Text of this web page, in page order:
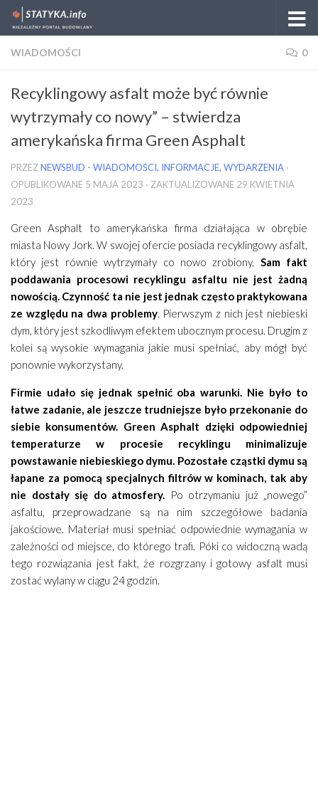
Skip to content
WIADOMOŚCI 0
Recyklingowy asfalt może być równie
wytrzymały co nowy” – stwierdza
amerykańska firma Green Asphalt
PRZEZNEWSBUD - WIADOMOŚCI, INFORMACJE, WYDARZENIA ·
OPUBLIKOWANE 5 MAJA 2023 · ZAKTUALIZOWANE 29 KWIETNIA
2023
Green Asphalt to amerykańska firma działająca w obrębie
miasta Nowy Jork. W swojej ofercie posiada recyklingowy asfalt,
który jest równie wytrzymały co nowo zrobiony. Sam fakt
poddawania procesowi recyklingu asfaltu nie jest żadną
nowością. Czynność ta nie jest jednak często praktykowana
ze względu na dwa problemy. Pierwszym z nich jest niebieski
dym, który jest szkodliwym efektem ubocznym procesu. Drugim z
kolei są wysokie wymagania jakie musi spełniać, aby mógł być
ponownie wykorzystany.
Firmie udało się jednak spełnić oba warunki. Nie było to
łatwe zadanie, ale jeszcze trudniejsze było przekonanie do
siebie konsumentów. Green Asphalt dzięki odpowiedniej
temperaturze w procesie recyklingu minimalizuje
powstawanie niebieskiego dymu. Pozostałe cząstki dymu są
łapane za pomocą specjalnych filtrów w kominach, tak aby
nie dostały się do atmosfery. Po otrzymaniu już „nowego”
asfaltu, przeprowadzane są na nim szczegółowe badania
jakościowe. Materiał musi spełniać odpowiednie wymagania w
zależności od miejsce, do którego trafi. Póki co widoczną wadą
tego rozwiązania jest fakt, że rozgrzany i gotowy asfalt musi
zostać wylany w ciągu 24 godzin.